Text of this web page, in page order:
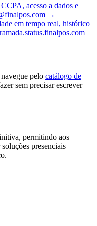
acesso a dados e
→
em tempo real, histórico
status.finalpos.com
pelo catálogo de
sem precisar escrever
permitindo aos
presenciais